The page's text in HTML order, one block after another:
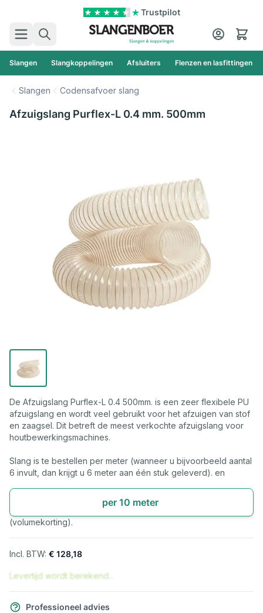
Trustpilot
Zoek
Cart
Slangen Slangkoppelingen Afsluiters Flenzen en lasfittingen
Slangen Codensafvoer slang
Afzuigslang Purflex-L 0.4 mm. 500mm
De Afzuigslang Purflex-L 0.4 500mm. is een zeer flexibele PU
afzuigslang en wordt veel gebruikt voor het afzuigen van stof
en zaagsel. Dit betreft de meest verkochte afzuigslang voor
houtbewerkingsmachines.
Slang is te bestellen per meter (wanneer u bijvoorbeeld aantal
6 invult, dan krijgt u 6 meter aan één stuk geleverd). en
per 10 meter
(volumekorting).
€ 128,18
Levertijd wordt berekend...
Professioneel advies